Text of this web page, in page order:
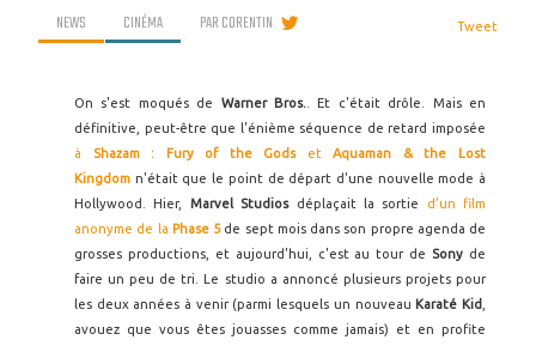
NEWS CINÉMA PARCORENTIN Tweet
On s'est moqués de Warner Bros. . Et c'était drôle. Mais en
définitive, peut-être que l'énième séquence de retard imposée
à
Shazam : Fury of the GodsetAquaman & the Lost
Kingdom n'était que le point de départ d'une nouvelle mode à
Hollywood. Hier, Marvel Studiosdéplaçait la sortie
d'un film
anonyme de la Phase 5de sept mois dans son propre agenda de
grosses productions, et aujourd'hui, c'est au tour de Sony de
faire un peu de tri. Le studio a annoncé plusieurs projets pour
les deux années à venir (parmi lesquels un nouveau Karaté Kid
avouez que vous êtes jouasses comme jamais) et en profite